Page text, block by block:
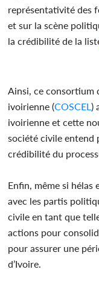
représentativité des
et sur la scène
la crédibilité de la
Ainsi, ce consortium
ivoirienne (COSCEL)
ivoirienne et cette
société civile entend
crédibilité du
Enfin, même si hélas
avec les partis
civile en tant que
actions pour
pour assurer une
d’Ivoire.